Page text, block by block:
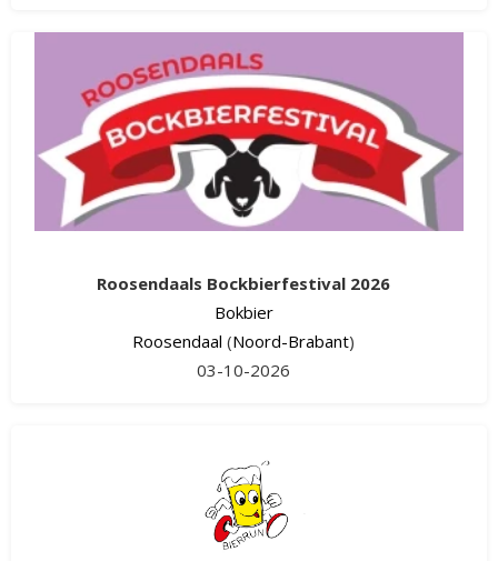
Roosendaals Bockbierfestival 2026
Bokbier
Roosendaal (Noord-Brabant)
03-10-2026